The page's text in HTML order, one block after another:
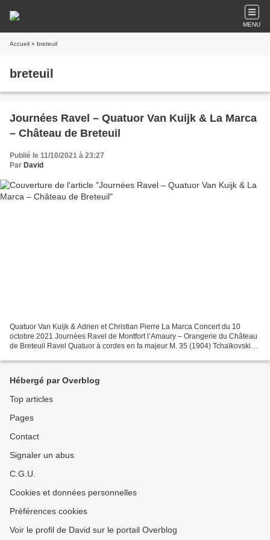
MENU
Accueil » breteuil
breteuil
Journées Ravel – Quatuor Van Kuijk & La Marca
– Château de Breteuil
Publié le 11/10/2021 à 23:27
Par David
Quatuor Van Kuijk & Adrien et Christian Pierre La Marca Concert du 10
octobre 2021 Journées Ravel de Montfort l’Amaury – Orangerie du Château
de Breteuil Ravel Quatuor à cordes en fa majeur M. 35 (1904) Tchaïkovski
Hébergé par Overblog
Top articles
Pages
Contact
Signaler un abus
C.G.U.
Cookies et données personnelles
Préférences cookies
Voir le profil de David sur le portail Overblog